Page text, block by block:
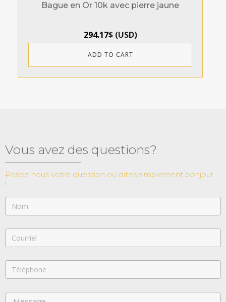
Bague en Or 10k avec pierre jaune
294.17$(USD)
ADD TO CART
Vous avez des questions?
Posez-nous votre question ou dites simplement bonjour
!